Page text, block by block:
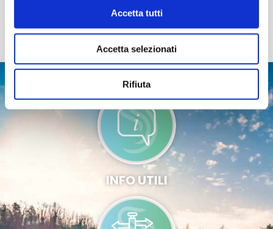
Accetta tutti
Accetta selezionati
Rifiuta
Qui trovi tutte le
sicurezza, le indicazioni sucome arrivare
spostarsinella Valle edove dormire.
INFO UTILI